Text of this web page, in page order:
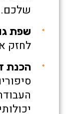
שלכם.
שפת
לחזק
הכנת